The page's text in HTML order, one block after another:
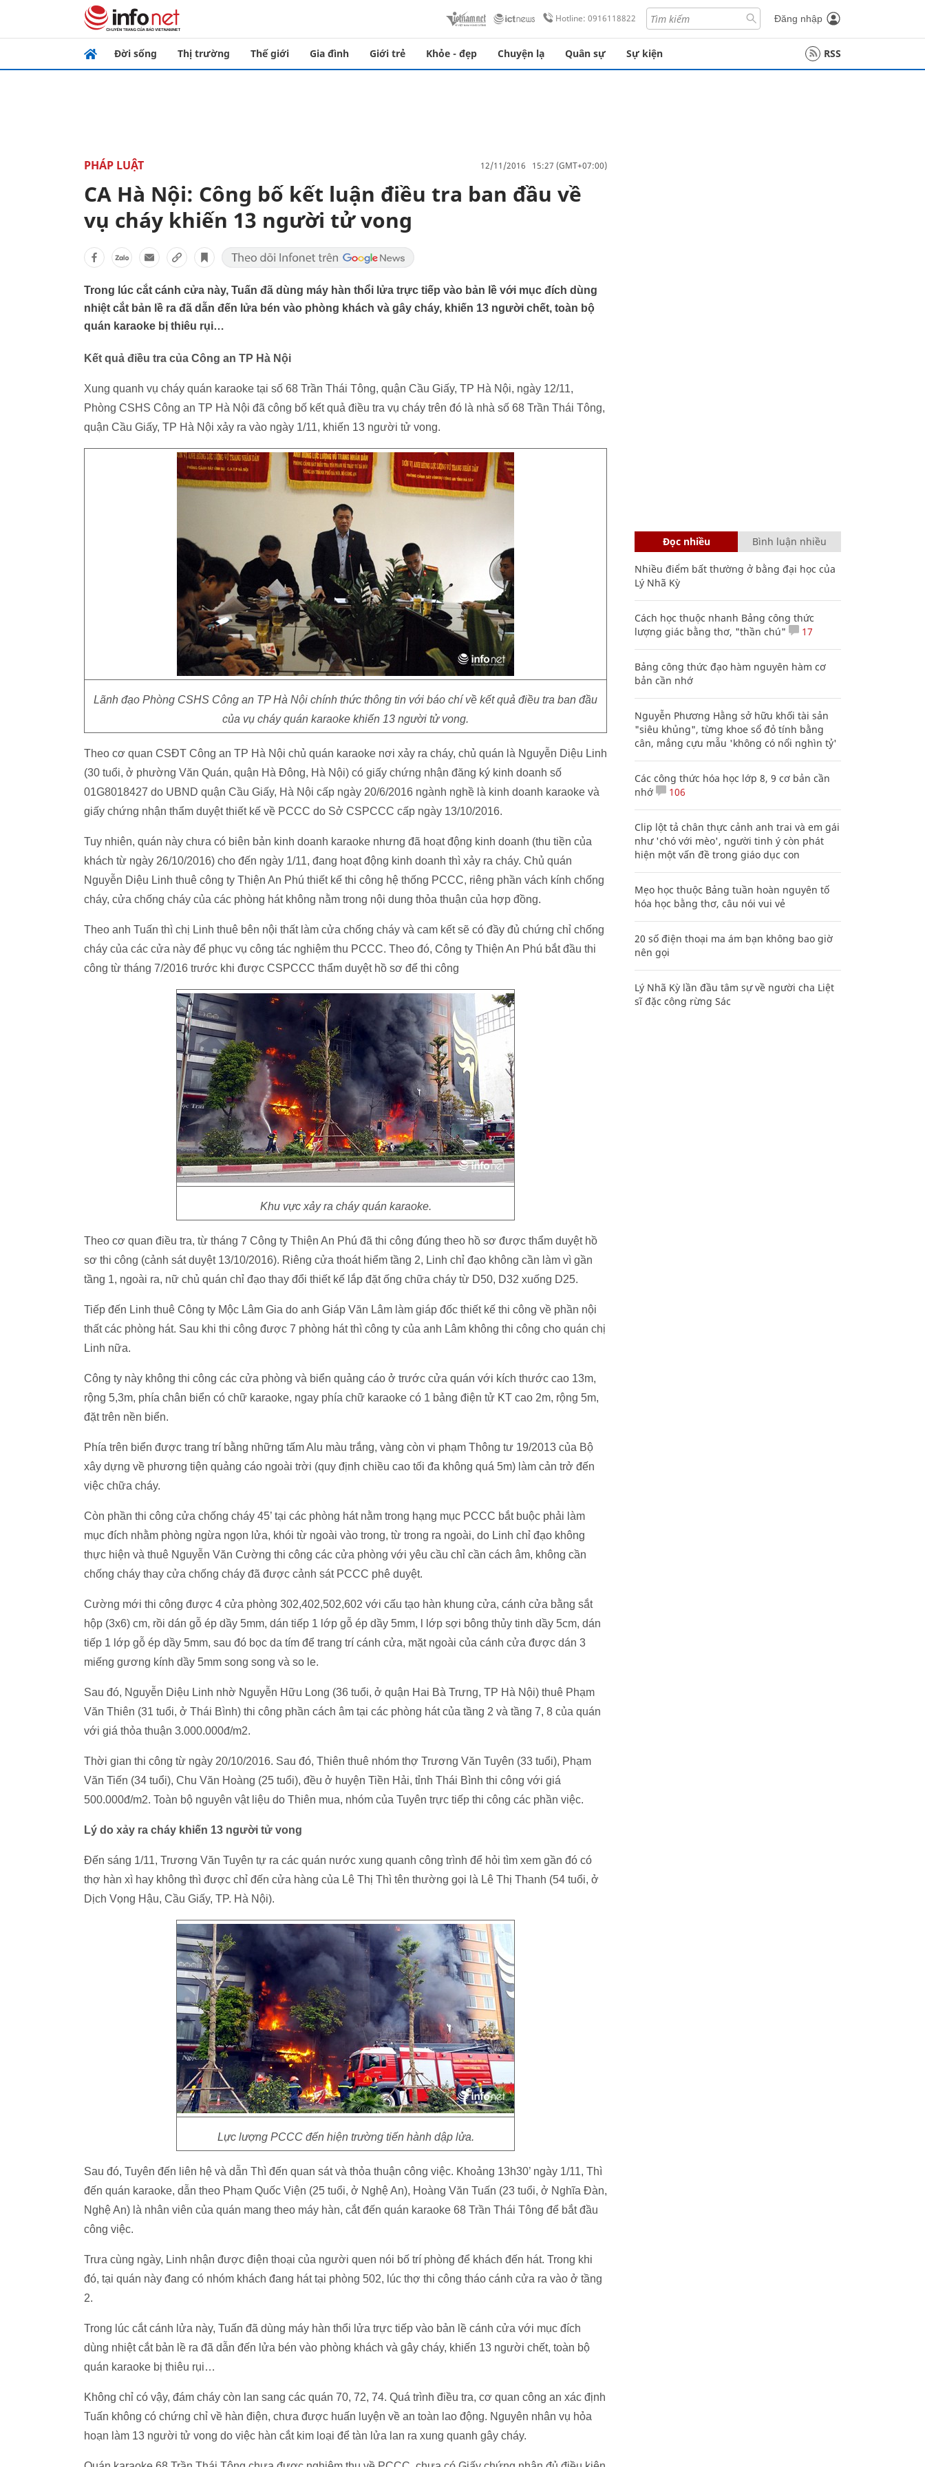
Hotline: 0916118822 Đăng nhập
Đời sống Thị trường Thế giới Gia đình Giới trẻ Khỏe - đẹp Chuyện lạ Quân sự Sự kiện RSS
PHÁP LUẬT 12/11/2016 15:27 (GMT+07:00)
CA Hà Nội: Công bố kết luận điều tra ban đầu về
vụ cháy khiến 13 người tử vong
Trong lúc cắt cánh cửa này, Tuấn đã dùng máy hàn thổi lửa trực tiếp vào bản lề với mục đích dùng
nhiệt cắt bản lề ra đã dẫn đến lửa bén vào phòng khách và gây cháy, khiến 13 người chết, toàn bộ
quán karaoke bị thiêu rụi…
Kết quả điều tra của Công an TP Hà Nội
Xung quanh vụ cháy quán karaoke tại số 68 Trần Thái Tông, quận Cầu Giấy, TP Hà Nội, ngày 12/11,
Phòng CSHS Công an TP Hà Nội đã công bố kết quả điều tra vụ cháy trên đó là nhà số 68 Trần Thái Tông,
quận Cầu Giấy, TP Hà Nội xảy ra vào ngày 1/11, khiến 13 người tử vong.
Lãnh đạo Phòng CSHS Công an TP Hà Nội chính thức thông tin với báo chí về kết quả điều tra ban đầu
của vụ cháy quán karaoke khiến 13 người tử vong.
Theo cơ quan CSĐT Công an TP Hà Nội chủ quán karaoke nơi xảy ra cháy, chủ quán là Nguyễn Diệu Linh
(30 tuổi, ở phường Văn Quán, quận Hà Đông, Hà Nội) có giấy chứng nhận đăng ký kinh doanh số
01G8018427 do UBND quận Cầu Giấy, Hà Nội cấp ngày 20/6/2016 ngành nghề là kinh doanh karaoke và
giấy chứng nhận thẩm duyệt thiết kế về PCCC do Sở CSPCCC cấp ngày 13/10/2016.
Tuy nhiên, quán này chưa có biên bản kinh doanh karaoke nhưng đã hoạt động kinh doanh (thu tiền của
khách từ ngày 26/10/2016) cho đến ngày 1/11, đang hoạt động kinh doanh thì xảy ra cháy. Chủ quán
Nguyễn Diệu Linh thuê công ty Thiện An Phú thiết kế thi công hệ thống PCCC, riêng phần vách kính chống
cháy, cửa chống cháy của các phòng hát không nằm trong nội dung thỏa thuận của hợp đồng.
Theo anh Tuấn thì chị Linh thuê bên nội thất làm cửa chống cháy và cam kết sẽ có đầy đủ chứng chỉ chống
cháy của các cửa này để phục vụ công tác nghiệm thu PCCC. Theo đó, Công ty Thiện An Phú bắt đầu thi
công từ tháng 7/2016 trước khi được CSPCCC thẩm duyệt hồ sơ để thi công
Khu vực xảy ra cháy quán karaoke.
Theo cơ quan điều tra, từ tháng 7 Công ty Thiện An Phú đã thi công đúng theo hồ sơ được thẩm duyệt hồ
sơ thi công (cảnh sát duyệt 13/10/2016). Riêng cửa thoát hiểm tầng 2, Linh chỉ đạo không cần làm vì gần
tầng 1, ngoài ra, nữ chủ quán chỉ đạo thay đổi thiết kế lắp đặt ống chữa cháy từ D50, D32 xuống D25.
Tiếp đến Linh thuê Công ty Mộc Lâm Gia do anh Giáp Văn Lâm làm giáp đốc thiết kế thi công về phần nội
thất các phòng hát. Sau khi thi công được 7 phòng hát thì công ty của anh Lâm không thi công cho quán chị
Linh nữa.
Công ty này không thi công các cửa phòng và biển quảng cáo ở trước cửa quán với kích thước cao 13m,
rộng 5,3m, phía chân biển có chữ karaoke, ngay phía chữ karaoke có 1 bảng điện tử KT cao 2m, rộng 5m,
đặt trên nền biển.
Phía trên biển được trang trí bằng những tấm Alu màu trắng, vàng còn vi phạm Thông tư 19/2013 của Bộ
xây dựng về phương tiện quảng cáo ngoài trời (quy định chiều cao tối đa không quá 5m) làm cản trở đến
việc chữa cháy.
Còn phần thi công cửa chống cháy 45’ tại các phòng hát nằm trong hạng mục PCCC bắt buộc phải làm
mục đích nhằm phòng ngừa ngọn lửa, khói từ ngoài vào trong, từ trong ra ngoài, do Linh chỉ đạo không
thực hiện và thuê Nguyễn Văn Cường thi công các cửa phòng với yêu cầu chỉ cần cách âm, không cần
chống cháy thay cửa chống cháy đã được cảnh sát PCCC phê duyệt.
Cường mới thi công được 4 cửa phòng 302,402,502,602 với cấu tạo hàn khung cửa, cánh cửa bằng sắt
hộp (3x6) cm, rồi dán gỗ ép dầy 5mm, dán tiếp 1 lớp gỗ ép dầy 5mm, l lớp sợi bông thủy tinh dầy 5cm, dán
tiếp 1 lớp gỗ ép dầy 5mm, sau đó bọc da tím để trang trí cánh cửa, mặt ngoài của cánh cửa được dán 3
miếng gương kính dầy 5mm song song và so le.
Sau đó, Nguyễn Diệu Linh nhờ Nguyễn Hữu Long (36 tuổi, ở quận Hai Bà Trưng, TP Hà Nội) thuê Phạm
Văn Thiên (31 tuổi, ở Thái Bình) thi công phần cách âm tại các phòng hát của tầng 2 và tầng 7, 8 của quán
với giá thỏa thuận 3.000.000đ/m2.
Thời gian thi công từ ngày 20/10/2016. Sau đó, Thiên thuê nhóm thợ Trương Văn Tuyên (33 tuổi), Phạm
Văn Tiến (34 tuổi), Chu Văn Hoàng (25 tuổi), đều ở huyện Tiền Hải, tỉnh Thái Bình thi công với giá
500.000đ/m2. Toàn bộ nguyên vật liệu do Thiên mua, nhóm của Tuyên trực tiếp thi công các phần việc.
Lý do xảy ra cháy khiến 13 người tử vong
Đến sáng 1/11, Trương Văn Tuyên tự ra các quán nước xung quanh công trình để hỏi tìm xem gần đó có
thợ hàn xì hay không thì được chỉ đến cửa hàng của Lê Thị Thì tên thường gọi là Lê Thị Thanh (54 tuổi, ở
Dịch Vọng Hậu, Cầu Giấy, TP. Hà Nội).
Lực lượng PCCC đến hiện trường tiến hành dập lửa.
Sau đó, Tuyên đến liên hệ và dẫn Thì đến quan sát và thỏa thuận công việc. Khoảng 13h30’ ngày 1/11, Thì
đến quán karaoke, dẫn theo Phạm Quốc Viện (25 tuổi, ở Nghệ An), Hoàng Văn Tuấn (23 tuổi, ở Nghĩa Đàn,
Nghệ An) là nhân viên của quán mang theo máy hàn, cắt đến quán karaoke 68 Trần Thái Tông để bắt đầu
công việc.
Trưa cùng ngày, Linh nhận được điện thoại của người quen nói bố trí phòng để khách đến hát. Trong khi
đó, tại quán này đang có nhóm khách đang hát tại phòng 502, lúc thợ thi công tháo cánh cửa ra vào ở tầng
2.
Trong lúc cắt cánh lửa này, Tuấn đã dùng máy hàn thổi lửa trực tiếp vào bản lề cánh cửa với mục đích
dùng nhiệt cắt bản lề ra đã dẫn đến lửa bén vào phòng khách và gây cháy, khiến 13 người chết, toàn bộ
quán karaoke bị thiêu rụi…
Không chỉ có vậy, đám cháy còn lan sang các quán 70, 72, 74. Quá trình điều tra, cơ quan công an xác định
Tuấn không có chứng chỉ về hàn điện, chưa được huấn luyện về an toàn lao động. Nguyên nhân vụ hỏa
hoạn làm 13 người tử vong do việc hàn cắt kim loại để tàn lửa lan ra xung quanh gây cháy.
Đọc nhiều Bình luận nhiều
Nhiều điểm bất thường ở bằng đại học của
Lý Nhã Kỳ
Cách học thuộc nhanh Bảng công thức
lượng giác bằng thơ, "thần chú"
17
Bảng công thức đạo hàm nguyên hàm cơ
bản cần nhớ
Nguyễn Phương Hằng sở hữu khối tài sản
"siêu khủng", từng khoe sổ đỏ tính bằng
cân, mắng cựu mẫu 'không có nổi nghìn tỷ'
Các công thức hóa học lớp 8, 9 cơ bản cần
nhớ
106
Clip lột tả chân thực cảnh anh trai và em gái
như 'chó với mèo', người tinh ý còn phát
hiện một vấn đề trong giáo dục con
Mẹo học thuộc Bảng tuần hoàn nguyên tố
hóa học bằng thơ, câu nói vui vẻ
20 số điện thoại ma ám bạn không bao giờ
nên gọi
Lý Nhã Kỳ lần đầu tâm sự về người cha Liệt
sĩ đặc công rừng Sác